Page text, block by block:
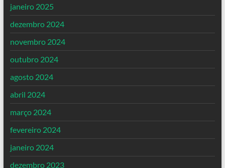
janeiro 2025
dezembro 2024
novembro 2024
outubro 2024
agosto 2024
abril 2024
março 2024
fevereiro 2024
janeiro 2024
dezembro 2023